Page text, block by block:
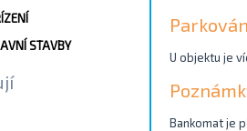
STAVBY
U objektu je
Bankomat je